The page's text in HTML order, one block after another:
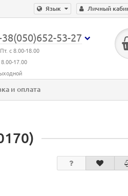
Личный
Язык
53-27
с 8.00-18.00
17.00
и оплата